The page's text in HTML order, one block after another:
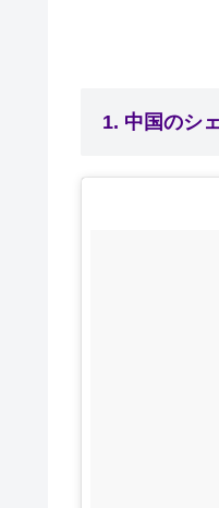
1. 中国のシ